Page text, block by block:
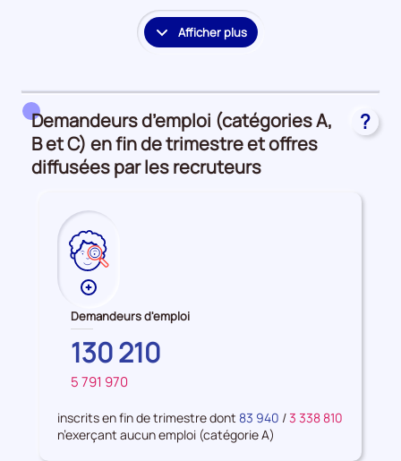
Afficher plus
le
et
accès
l'emploi
Demandeurs d’emploi (catégories A,
B et C) en fin de trimestre et offres
diffusées par les recruteurs
?
Plus
de
données
sur
les
Demandeurs
Demandeurs d'emploi
HAUTS-
DE-
SEINE
130 210
FRANCE
5 791 970
inscrits en fin de trimestre dont 83 940 /3 338 810
n’exerçant aucun emploi (catégorie A)